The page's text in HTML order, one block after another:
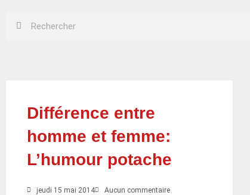
Différence entre
homme et femme:
L’humour potache
jeudi 15 mai 2014 Aucun commentaire